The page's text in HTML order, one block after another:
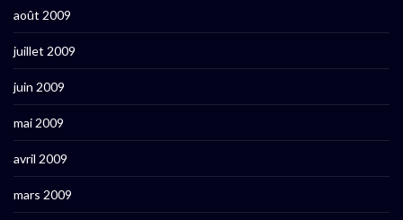
août 2009
juillet 2009
juin 2009
mai 2009
avril 2009
mars 2009